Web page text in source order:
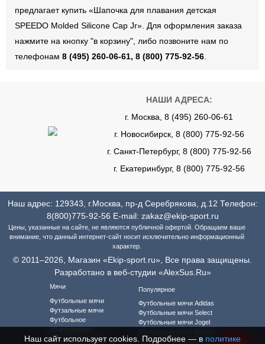
предлагает купить «Шапочка для плавания детская
SPEEDO Molded Silicone Cap Jr». Для оформления заказа
нажмите на кнопку "в корзину", либо позвоните нам по
телефонам 8 (495) 260-06-61, 8 (800) 775-92-56
НАШИ АДРЕСА:
г. Москва, 8 (495) 260-06-61
г. Новосибирск, 8 (800) 775-92-56
г. Санкт-Петербург, 8 (800) 775-92-56
г. Екатеринбург, 8 (800) 775-92-56
Наш адрес: 129343, г.Москва, пр-д Серебрякова, д.12 Телефон:
8(800)775-92-56 E-mail: zakaz@ekip-sport.ru
Цены, указанные на сайте, не являются публичной офертой. Обращаем ваше
внимание, что данный интернет-сайт носит исключительно информационный
характер.
© 2011–2026, Магазин «Ekip-sport.ru», Все права защищены.
Разработано в веб-студии «AlexSus.Ru»
Мячи
Футбольные мячи
Футзальные мячи
Футбольное
оборудование
Футбольная форма
Популярное
Футбольные мячи Adidas
Футбольные мячи Select
Футбольные мячи Jogel
Футзальные мячи Select
Наш сайт использует cookies. Подробнее — в политике